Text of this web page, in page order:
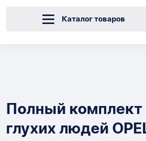
Каталог товаров
глухих
людей
Полный комплект
глухих людей